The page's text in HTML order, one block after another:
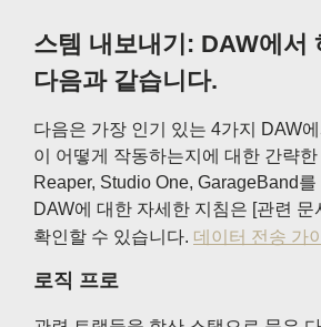
스템 내보내기: DAW에서
다음과 같습니다.
다음은 가장 인기 있는 4가지 DAW
이 어떻게 작동하는지에 대한 간략
Reaper, Studio One, GarageBand를
DAW에 대한 자세한 지침은 [관련 문
확인할 수 있습니다. 데이터 전송 가
로직 프로